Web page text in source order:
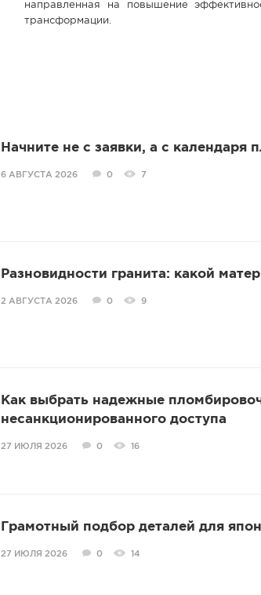
направленная на повышение
трансформации.
Начните не с заявки, а с календаря
6 АВГУСТА 2026 0 7
Разновидности гранита: какой
2 АВГУСТА 2026 0 9
Как выбрать надежные
несанкционированного доступа
27 ИЮЛЯ 2026 0 16
Грамотный подбор деталей для
27 ИЮЛЯ 2026 0 14